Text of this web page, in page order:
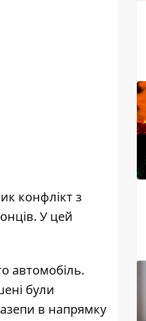
конфлікт з
У цей
автомобіль.
були
в напрямку